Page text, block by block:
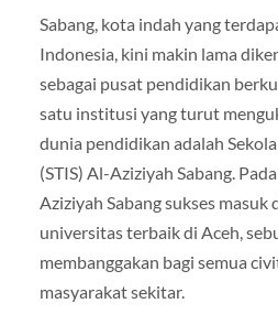
Sabang, kota indah yang
Indonesia, kini makin lama
sebagai pusat pendidikan
satu institusi yang turut
dunia pendidikan adalah
(STIS) Al-Aziziyah Sabang.
Aziziyah Sabang sukses masuk
universitas terbaik di Aceh,
membanggakan bagi semua
masyarakat sekitar.